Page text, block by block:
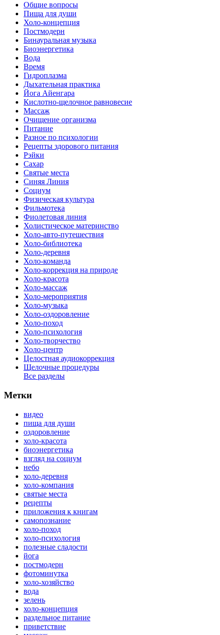
Общие вопросы
Пища для души
Холо-концепция
Постмодерн
Бинауральная музыка
Биоэнергетика
Вода
Время
Гидроплазма
Дыхательная практика
Йога Айенгара
Кислотно-щелочное равновесие
Массаж
Очищение организма
Питание
Разное по психологии
Рецепты здорового питания
Рэйки
Сахар
Святые места
Синяя Линия
Социум
Физическая культура
Фильмотека
Фиолетовая линия
Холистическое материнство
Холо-авто-путешествия
Холо-библиотека
Холо-деревня
Холо-команда
Холо-коррекция на природе
Холо-красота
Холо-массаж
Холо-мероприятия
Холо-музыка
Холо-оздоровление
Холо-поход
Холо-психология
Холо-творчество
Холо-центр
Целостная аудиокоррекция
Щелочные процедуры
Все разделы
Метки
видео
пища для души
оздоровление
холо-красота
биоэнергетика
взгляд на социум
небо
холо-деревня
холо-компания
святые места
рецепты
приложения к книгам
самопознание
холо-поход
холо-психология
полезные сладости
йога
постмодерн
фотоминутка
холо-хозяйство
вода
зелень
холо-концепция
раздельное питание
приветствие